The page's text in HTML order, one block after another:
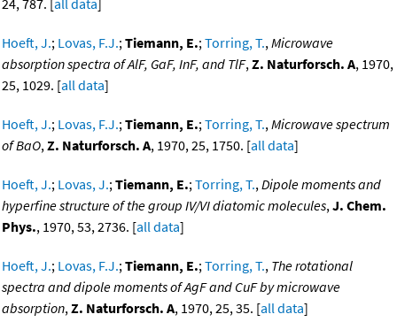
24, 787. [all data]
Hoeft, J.; Lovas, F.J.;Tiemann, E.;Torring, T.,Microwave
absorption spectra of AlF, GaF, InF, and TlF,Z. Naturforsch. A, 1970,
25, 1029. [all data]
Hoeft, J.; Lovas, F.J.;Tiemann, E.;Torring, T.,Microwave spectrum
of BaO,Z. Naturforsch. A, 1970, 25, 1750. [all data]
Hoeft, J.; Lovas, J.;Tiemann, E.;Torring, T.,Dipole moments and
hyperfine structure of the group IV/VI diatomic molecules,J. Chem.
Phys., 1970, 53, 2736. [all data]
Hoeft, J.; Lovas, F.J.;Tiemann, E.;Torring, T., The rotational
spectra and dipole moments of AgF and CuF by microwave
absorption,Z. Naturforsch. A, 1970, 25, 35. [all data]